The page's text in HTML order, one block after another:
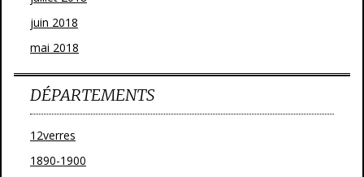
juin 2018
mai 2018
DÉPARTEMENTS
12verres
1890-1900